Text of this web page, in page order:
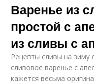
Варенье из
простой с
из сливы с
Рецепты сливы на зиму
сливовое варенье с
кажется весьма